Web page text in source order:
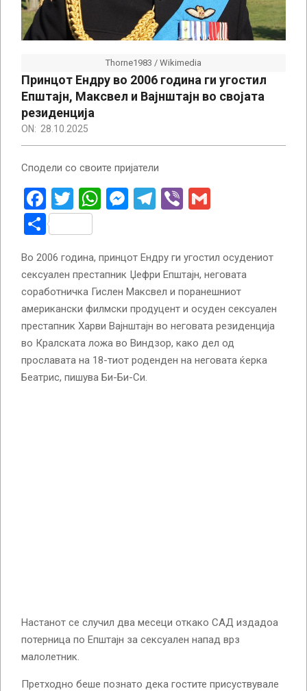
Thorne1983 / Wikimedia
Принцот Ендру во 2006 година ги угостил
Епштајн, Максвел и Вајнштајн во својата
резиденција
ON: 28.10.2025
Сподели со своите пријатели
Facebook
Twitter
WhatsApp
Messenger
Telegram
Viber
Share
Во 2006 година, принцот Ендру ги угостил осудениот
сексуален престапник Џефри Епштајн, неговата
соработничка Гислен Максвел и поранешниот
американски филмски продуцент и осуден сексуален
престапник Харви Вајнштајн во неговата резиденција
во Кралската ложа во Виндзор, како дел од
прославата на 18-тиот роденден на неговата ќерка
Беатрис, пишува Би-Би-Си.
Настанот се случил два месеци откако САД издадоа
потерница по Епштајн за сексуален напад врз
малолетник.
Претходно беше познато дека гостите присуствувале